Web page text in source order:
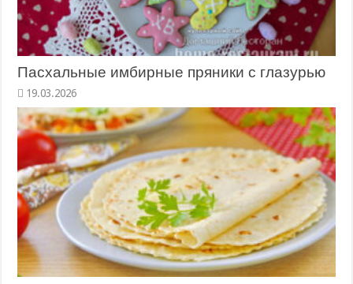
Пасхальные имбирные пряники с глазурью
19.03.2026